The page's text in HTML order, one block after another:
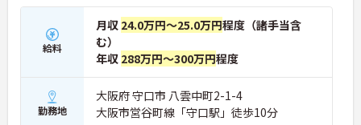
給料
月収 24.0万円～25.0万円程度（諸手当含
む）
年収 288万円～300万円程度
勤務地
大阪府 守口市 八雲中町2-1-4
大阪市営谷町線「守口駅」徒歩10分